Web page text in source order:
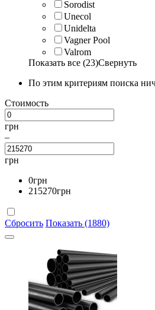
Sorodist
Unecol
Unidelta
Vagner Pool
Valrom
Показать все (23)Свернуть
По этим критериям поиска
Стоимость
грн
–
грн
0грн
215270грн
Сбросить Показать (1880)